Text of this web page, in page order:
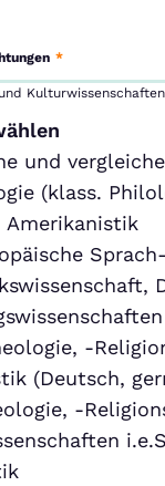
*
Kulturwissenschaften
und
(klass.
-
(Deutsch,
-